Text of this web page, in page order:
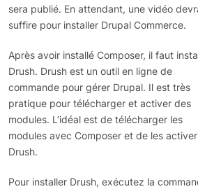
sera publié. En attendant, une vidéo
suffire pour installer Drupal Commerce.
Après avoir installé Composer, il faut
Drush. Drush est un outil en ligne de
commande pour gérer Drupal. Il est très
pratique pour télécharger et activer des
modules. L’idéal est de télécharger les
modules avec Composer et de les
Drush.
Pour installer Drush, exécutez la